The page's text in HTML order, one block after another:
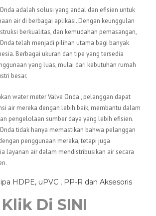
adalah solusi yang andal dan efisien untuk
air di berbagai aplikasi. Dengan keunggulan
berkualitas, dan kemudahan pemasangan,
telah menjadi pilihan utama bagi banyak
Berbagai ukuran dan tipe yang tersedia
yang luas, mulai dari kebutuhan rumah
besar.
water meter Valve Onda , pelanggan dapat
air mereka dengan lebih baik, membantu dalam
pengelolaan sumber daya yang lebih efisien.
tidak hanya memastikan bahwa pelanggan
penggunaan mereka, tetapi juga
layanan air dalam mendistribusikan air secara
HDPE, uPVC , PP-R dan Aksesoris
Klik Di SINI